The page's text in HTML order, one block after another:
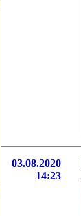
03.08.2020
14:23